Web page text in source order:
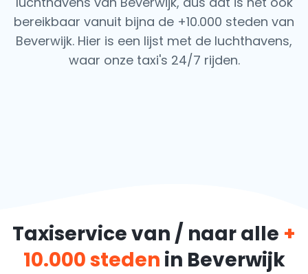
bereikbaar vanuit bijna de +10.000 steden van
Beverwijk. Hier is een lijst met de luchthavens,
waar onze taxi's 24/7 rijden.
Taxiservice van / naar alle +
10.000 steden in Beverwijk